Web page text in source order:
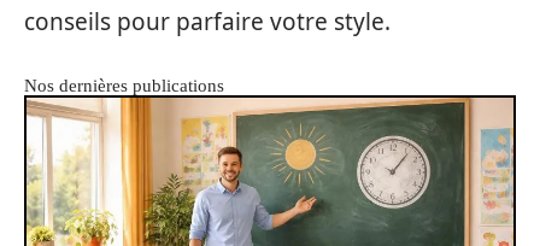
conseils pour parfaire votre style.
Nos dernières publications